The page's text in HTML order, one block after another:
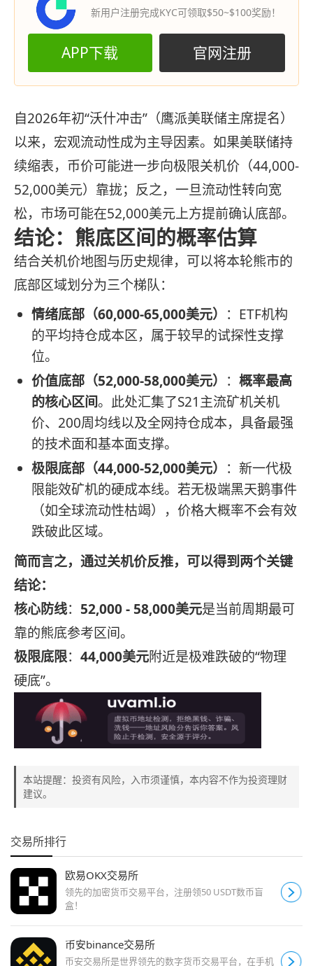
新用户注册完成KYC可领取$50~$100奖励！
APP下载 官网注册
自2026年初“沃什冲击”（鹰派美联储主席提名）
以来，宏观流动性成为主导因素。如果美联储持
续缩表，币价可能进一步向极限关机价（44,000-
52,000美元）靠拢；反之，一旦流动性转向宽
松，市场可能在52,000美元上方提前确认底部。
结论：熊底区间的概率估算
结合关机价地图与历史规律，可以将本轮熊市的
底部区域划分为三个梯队：
情绪底部（60,000-65,000美元） ：ETF机构
的平均持仓成本区，属于较早的试探性支撑
位。
价值底部（52,000-58,000美元） ： 概率最高
的核心区间。此处汇集了S21主流矿机关机
价、200周均线以及全网持仓成本，具备最强
的技术面和基本面支撑。
极限底部（44,000-52,000美元） ：新一代极
限能效矿机的硬成本线。若无极端黑天鹅事件
（如全球流动性枯竭），价格大概率不会有效
跌破此区域。
简而言之，通过关机价反推，可以得到两个关键
结论：
核心防线： 52,000 - 58,000美元是当前周期最可
靠的熊底参考区间。
极限底限： 44,000美元附近是极难跌破的“物理
硬底”。
本站提醒：投资有风险，入市须谨慎，本内容不作为投资理财
建议。
交易所排行
欧易OKX交易所
领先的加密货币交易平台，注册领50 USDT数币盲
盒！
币安binance交易所
币安交易所是世界领先的数字货币交易平台，在手机